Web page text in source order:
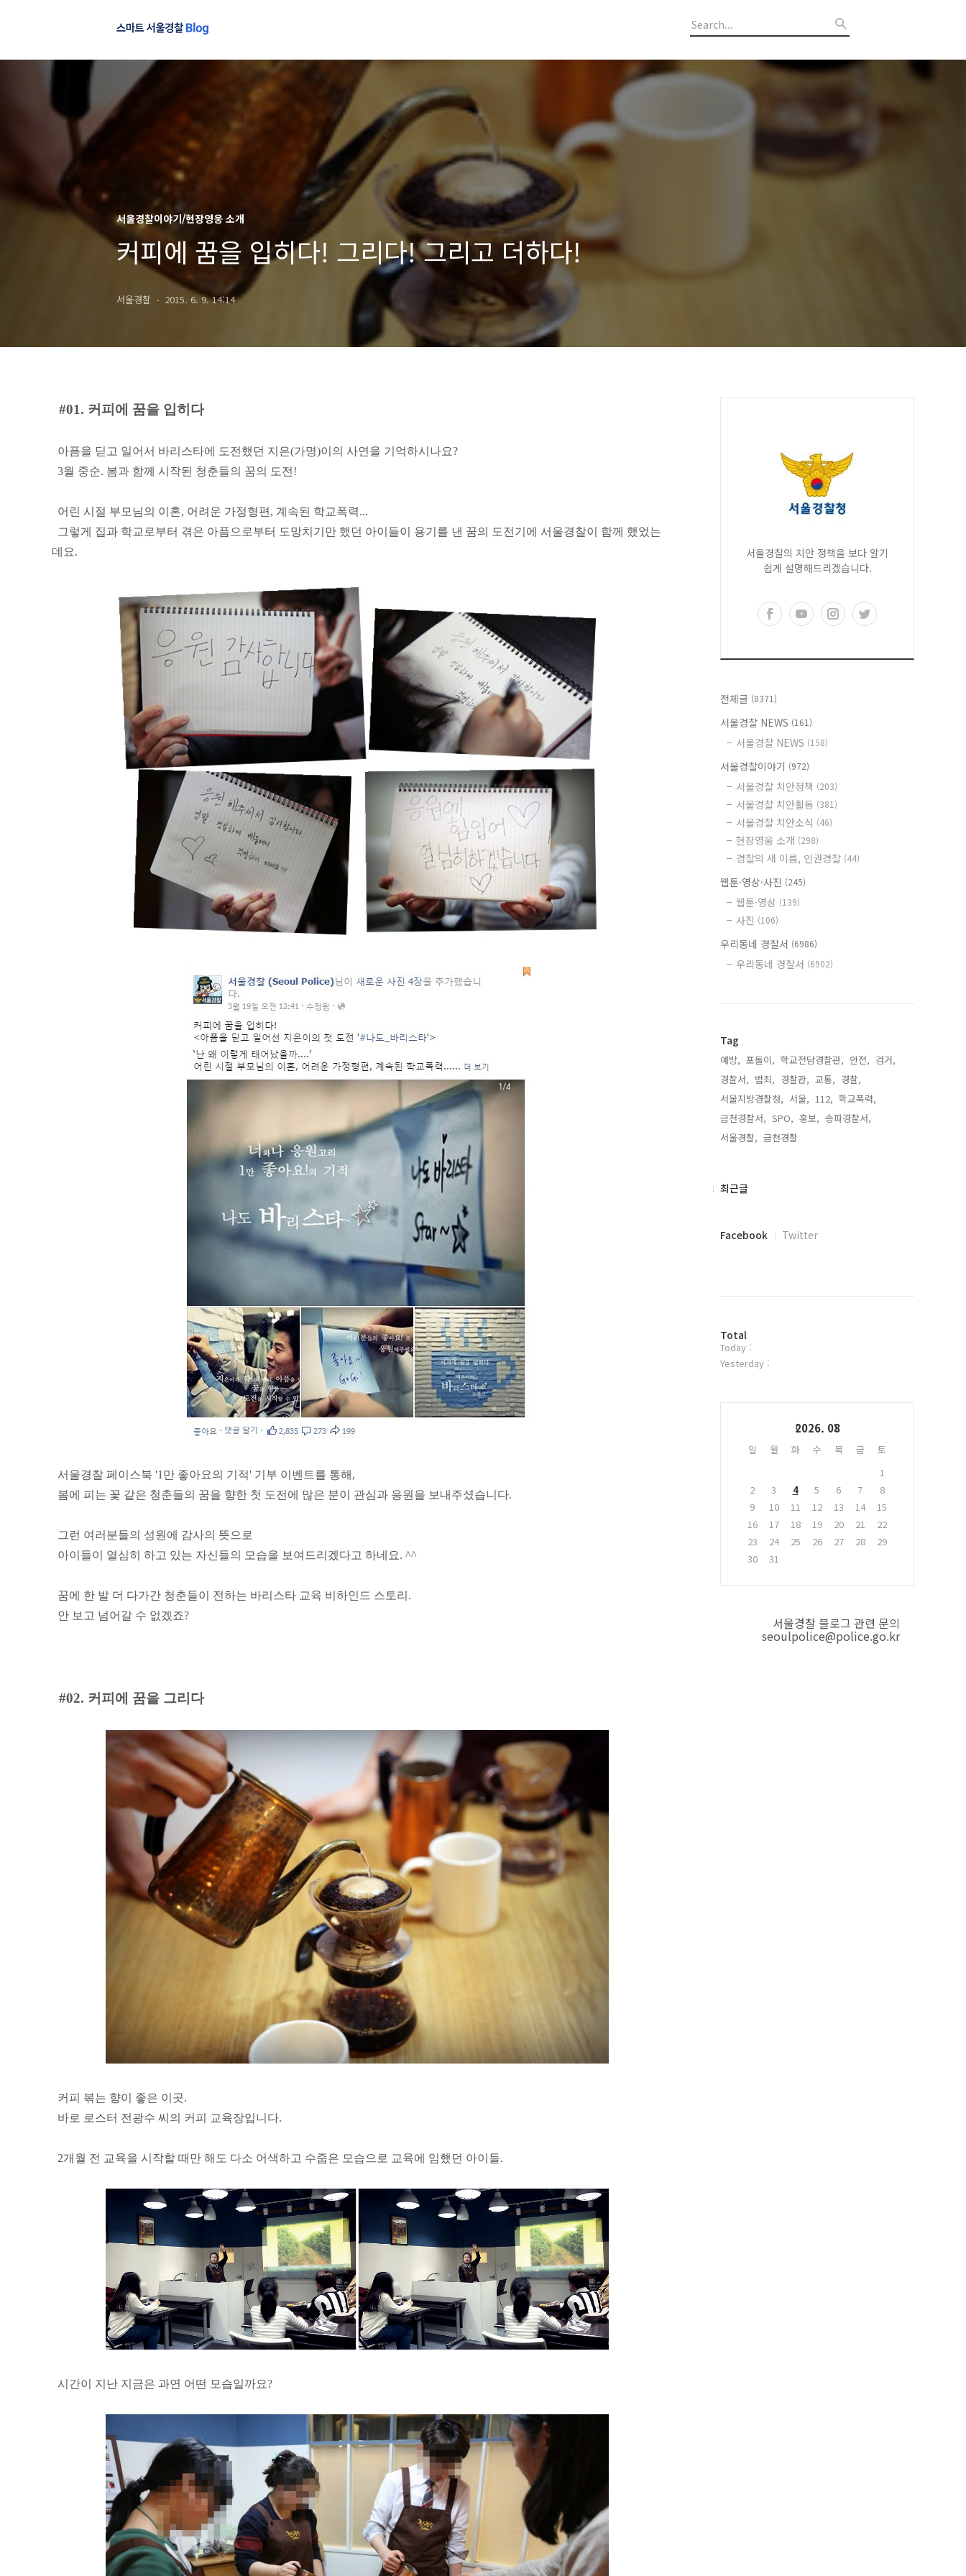
서울경찰이야기/현장영웅 소개
커피에 꿈을 입히다! 그리다! 그리고 더하다!
서울경찰 2015. 6. 9. 14:14
#01. 커피에 꿈을 입히다
아픔을 딛고 일어서 바리스타에 도전했던 지은(가명)이의 사연을 기억하시나요?
3월 중순. 봄과 함께 시작된 청춘들의 꿈의 도전!
어린 시절 부모님의 이혼, 어려운 가정형편, 계속된 학교폭력...
그렇게 집과 학교로부터 겪은 아픔으로부터 도망치기만 했던 아이들이 용기를 낸 꿈의 도전기에 서울경찰이 함께 했었는
데요.
서울경찰 페이스북 '1만 좋아요의 기적' 기부 이벤트를 통해,
봄에 피는 꽃 같은 청춘들의 꿈을 향한 첫 도전에 많은 분이 관심과 응원을 보내주셨습니다.
그런 여러분들의 성원에 감사의 뜻으로
아이들이 열심히 하고 있는 자신들의 모습을 보여드리겠다고 하네요. ^^
꿈에 한 발 더 다가간 청춘들이 전하는 바리스타 교육 비하인드 스토리.
안 보고 넘어갈 수 없겠죠?
#02. 커피에 꿈을 그리다
커피 볶는 향이 좋은 이곳.
바로 로스터 전광수 씨의 커피 교육장입니다.
2개월 전 교육을 시작할 때만 해도 다소 어색하고 수줍은 모습으로 교육에 임했던 아이들.
시간이 지난 지금은 과연 어떤 모습일까요?
서울경찰의 치안 정책을 보다 알기
쉽게 설명해드리겠습니다.
전체글 (8371)
서울경찰 NEWS (161)
서울경찰 NEWS (158)
서울경찰이야기 (972)
서울경찰 치안정책 (203)
서울경찰 치안활동 (381)
서울경찰 치안소식 (46)
현장영웅 소개 (298)
경찰의 새 이름, 인권경찰 (44)
웹툰·영상·사진 (245)
웹툰·영상 (139)
사진 (106)
우리동네 경찰서 (6986)
우리동네 경찰서 (6902)
Tag
예방, 포돌이, 학교전담경찰관, 안전, 검거,
경찰서, 범죄, 경찰관, 교통, 경찰,
서울지방경찰청, 서울, 112, 학교폭력,
금천경찰서, SPO, 홍보, 송파경찰서,
서울경찰, 금천경찰,
최
최근글
페
플
러
그
Facebook Twitter
방
문
자
Total
Today :
Yesterday :
2026. 08
일 월 화 수 목 금
토
1
2
3 4 5 6 7
8
9
10 11 12 13 14
15
16
17 18 19 20 21
22
23
24 25 26 27 28
29
30
31
서울경찰 블로그 관련 문의
seoulpolice@police.go.kr